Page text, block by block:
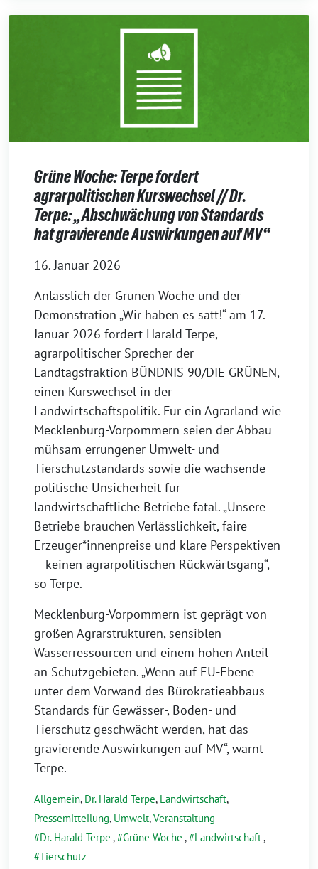
Grüne Woche: Terpe fordert
agrarpolitischen Kurswechsel // Dr.
Terpe: „Abschwächung von Standards
hat gravierende Auswirkungen auf MV“
16. Januar 2026
Anlässlich der Grünen Woche und der
Demonstration „Wir haben es satt!“ am 17.
Januar 2026 fordert Harald Terpe,
agrarpolitischer Sprecher der
Landtagsfraktion BÜNDNIS 90/DIE GRÜNEN,
einen Kurswechsel in der
Landwirtschaftspolitik. Für ein Agrarland wie
Mecklenburg-Vorpommern seien der Abbau
mühsam errungener Umwelt- und
Tierschutzstandards sowie die wachsende
politische Unsicherheit für
landwirtschaftliche Betriebe fatal. „Unsere
Betriebe brauchen Verlässlichkeit, faire
Erzeuger*innenpreise und klare Perspektiven
– keinen agrarpolitischen Rückwärtsgang“,
so Terpe.
Mecklenburg-Vorpommern ist geprägt von
großen Agrarstrukturen, sensiblen
Wasserressourcen und einem hohen Anteil
an Schutzgebieten. „Wenn auf EU-Ebene
unter dem Vorwand des Bürokratieabbaus
Standards für Gewässer-, Boden- und
Tierschutz geschwächt werden, hat das
gravierende Auswirkungen auf MV“, warnt
Terpe.
Allgemein, Dr. Harald Terpe, Landwirtschaft,
Pressemitteilung, Umwelt,Veranstaltung
Dr. Harald Terpe , Grüne Woche , Landwirtschaft,
Tierschutz